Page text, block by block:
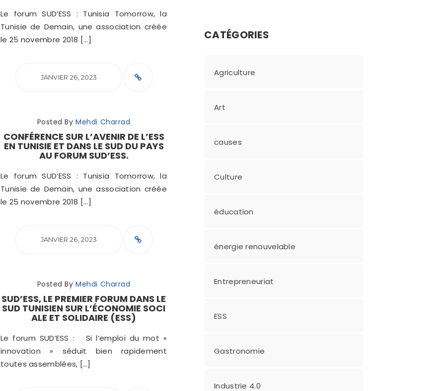
Le forum SUD’ESS : Tunisia Tomorrow, la
Tunisie de Demain, une association créée
le 25 novembre 2018 […]
JANVIER 26, 2023
Posted ByMehdi Charrad
CONFÉRENCE SUR L’AVENIR DE L’ESS
EN TUNISIE ET DANS LE SUD DU PAYS
AU FORUM SUD’ESS.
Le forum SUD’ESS : Tunisia Tomorrow, la
Tunisie de Demain, une association créée
le 25 novembre 2018 […]
JANVIER 26, 2023
Posted ByMehdi Charrad
SUD’ESS, LE PREMIER FORUM DANS LE
SUD TUNISIEN SUR L’ÉCONOMIE SOCI
ALE ET SOLIDAIRE (ESS)
Le forum SUD’ESS : Si l’emploi du mot «
innovation » séduit bien rapidement
toutes assemblées, […]
CATÉGORIES
Agriculture
Art
causes
Culture
éducation
énergie renouvelable
Entrepreneuriat
ESS
Gastronomie
Industrie 4.0